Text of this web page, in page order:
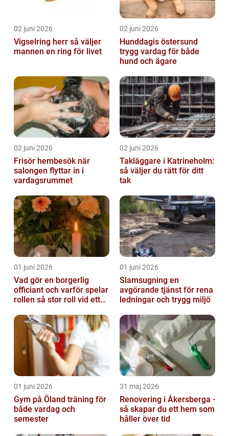
02 juni 2026
Vigselring herr så väljer
mannen en ring för livet
02 juni 2026
Hunddagis östersund
trygg vardag för både
hund och ägare
02 juni 2026
Frisör hembesök när
salongen flyttar in i
vardagsrummet
02 juni 2026
Takläggare i Katrineholm:
så väljer du rätt för ditt
tak
01 juni 2026
Vad gör en borgerlig
officiant och varför spelar
rollen så stor roll vid ett
01 juni 2026
Slamsugning en
avgörande tjänst för rena
ledningar och trygg miljö
01 juni 2026
Gym på Öland träning för
både vardag och
semester
31 maj 2026
Renovering i Åkersberga -
så skapar du ett hem som
håller över tid